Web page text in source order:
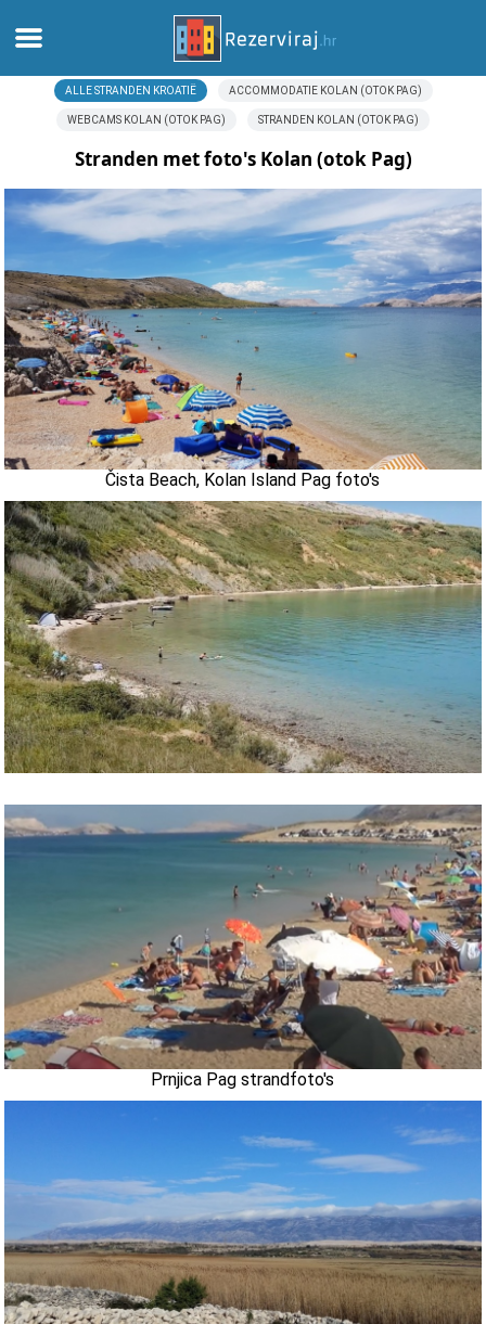
Thuis
Appartementen
Toeristeninformatie
Stranden
webcams
Ontmoet Kroatië
musea
ALLE STRANDEN KROATIË ACCOMMODATIE KOLAN (OTOK PAG)
WEBCAMS KOLAN (OTOK PAG) STRANDEN KOLAN (OTOK PAG)
Stranden met foto's Kolan (otok Pag)
Čista Beach, Kolan Island Pag foto's
Prnjica Pag strandfoto's